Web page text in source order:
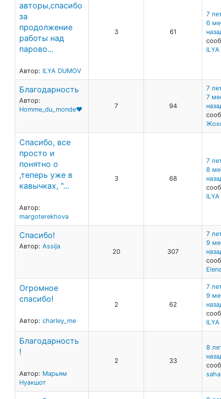
авторы,спасибо
за
продолжение
работы над
парово...
Автор: ILYA DUMOV
3 61
7
6
Благодарность
Автор:
Homme_du_monde❤
7 94
7
7
Спасибо, все
просто и
понятно о
,теперь уже в
кавычках, "...
Автор:
margoterekhova
3 68
7
8
Спасибо!
Автор: Assija
20 307
7
9
Огромное
спасибо!
Автор: charley_me
2 62
7
9
Благодарность
!
Автор: Марьям
Нуакшот
2 33
8